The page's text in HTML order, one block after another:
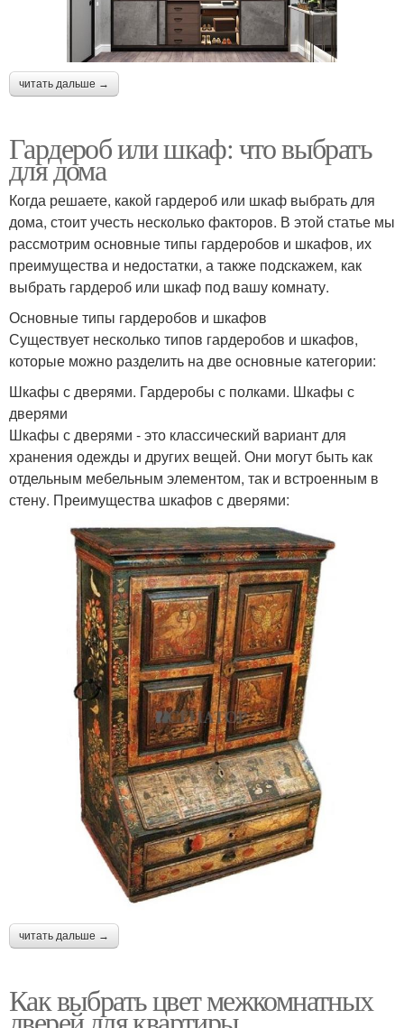
читать дальше →
Гардероб или шкаф: что выбрать
для дома
Когда решаете, какой гардероб или шкаф выбрать для
дома, стоит учесть несколько факторов. В этой статье мы
рассмотрим основные типы гардеробов и шкафов, их
преимущества и недостатки, а также подскажем, как
выбрать гардероб или шкаф под вашу комнату.
Основные типы гардеробов и шкафов
Существует несколько типов гардеробов и шкафов,
которые можно разделить на две основные категории:
Шкафы с дверями. Гардеробы с полками. Шкафы с
дверями
Шкафы с дверями - это классический вариант для
хранения одежды и других вещей. Они могут быть как
отдельным мебельным элементом, так и встроенным в
стену. Преимущества шкафов с дверями:
читать дальше →
Как выбрать цвет межкомнатных